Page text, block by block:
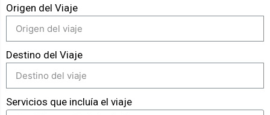
Origen del Viaje
Destino del Viaje
Servicios que incluía el viaje